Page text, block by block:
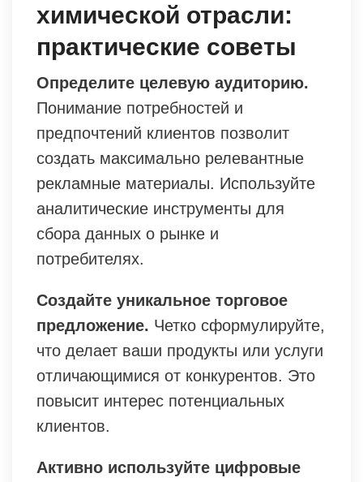
химической отрасли:
практические советы
Определите целевую аудиторию.
Понимание потребностей и
предпочтений клиентов позволит
создать максимально релевантные
рекламные материалы. Используйте
аналитические инструменты для
сбора данных о рынке и
потребителях.
Создайте уникальное торговое
предложение. Четко сформулируйте,
что делает ваши продукты или услуги
отличающимися от конкурентов. Это
повысит интерес потенциальных
клиентов.
Активно используйте цифровые